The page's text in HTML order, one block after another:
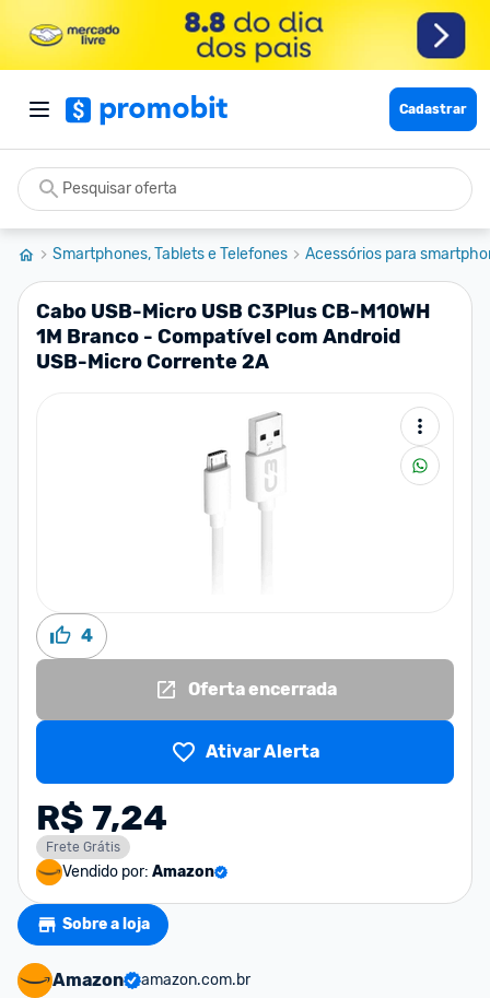
Cadastrar
Smartphones, Tablets e Telefones Acessórios para
Cabo USB-Micro USB C3Plus CB-M10WH
1M Branco - Compatível com Android
USB-Micro Corrente 2A
4
Oferta encerrada
Ativar Alerta
R$ 7,24
Frete Grátis
Vendido por: Amazon
Sobre a loja
Amazon
amazon.com.br